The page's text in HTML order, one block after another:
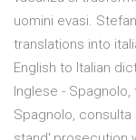
uomini evasi.
translations into
English to Italian
Inglese -
Spagnolo,